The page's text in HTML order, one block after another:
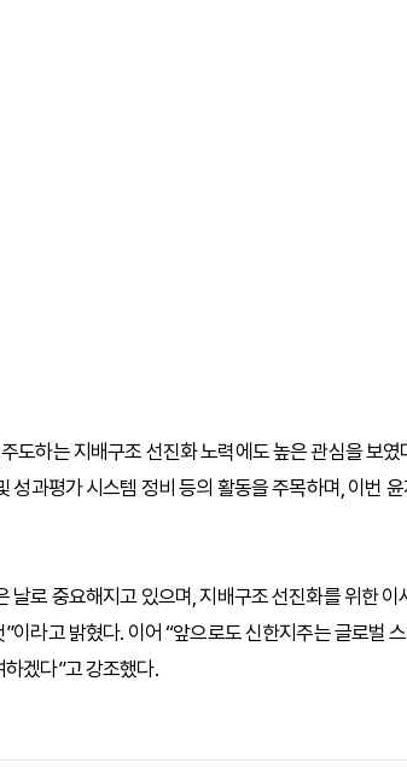
도하는 지배구조 선진화 노력에도 높은 관심을 보
성과평가 시스템 정비 등의 활동을 주목하며, 이번
날로 중요해지고 있으며, 지배구조 선진화를 위한
이라고 밝혔다. 이어 “앞으로도 신한지주는 글로벌
겠다”고 강조했다.